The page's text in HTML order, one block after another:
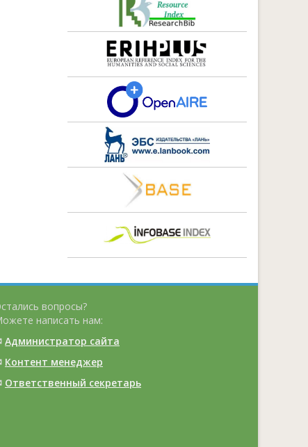
вопросы?
написать нам:
Администратор сайта
Контент менеджер
Ответственный cекретарь